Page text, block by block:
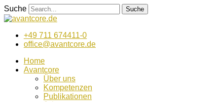
Zum
Inhalt
Suche Suche
+49 711 674411-0
office@avantcore.de
Home
Avantcore
Über uns
Kompetenzen
Publikationen